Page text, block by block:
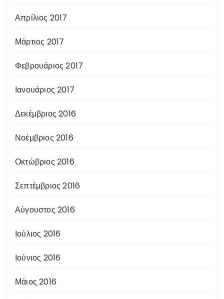
Απρίλιος 2017
Μάρτιος 2017
Φεβρουάριος 2017
Ιανουάριος 2017
Δεκέμβριος 2016
Νοέμβριος 2016
Οκτώβριος 2016
Σεπτέμβριος 2016
Αύγουστος 2016
Ιούλιος 2016
Ιούνιος 2016
Μάιος 2016